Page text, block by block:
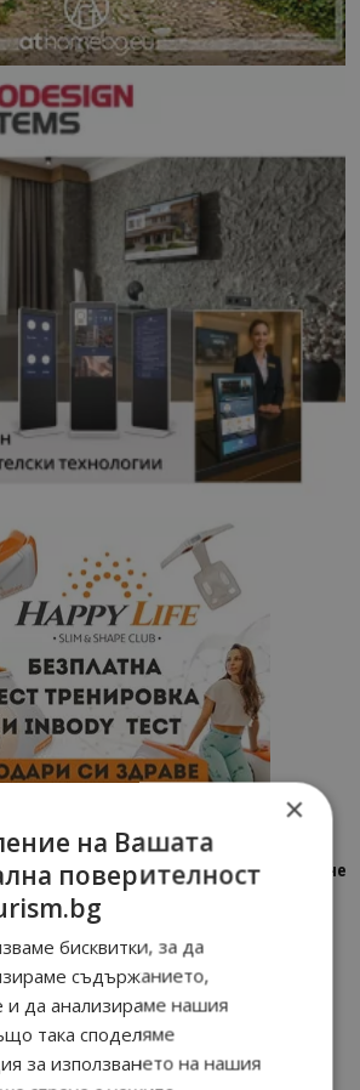
картичка от…”: Петрич – Изживяване
11/07/2026 11:22
картичка от…”: Пловдив, градът на
времена
23/06/2026 10:00
×
на Вашата
поверителност
бисквитки, за да
съдържанието,
и да анализираме нашия
така споделяме
за използването на нашия